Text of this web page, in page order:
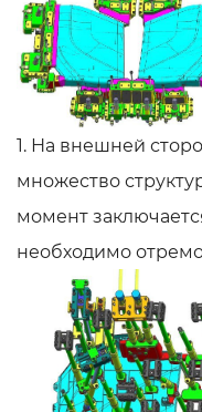
1. На внешней
множество
момент
необходимо